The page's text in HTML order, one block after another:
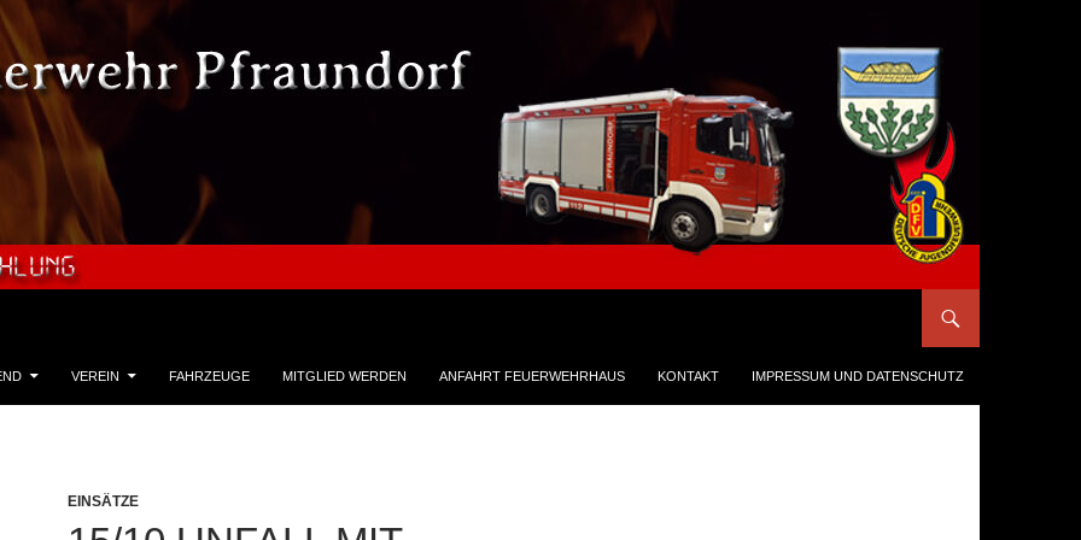
VEREIN FAHRZEUGE MITGLIED WERDEN ANFAHRT FEUERWEHRHAUS KONTAKT IMPRESSUM UND DATENSCHUTZ
EINSÄTZE